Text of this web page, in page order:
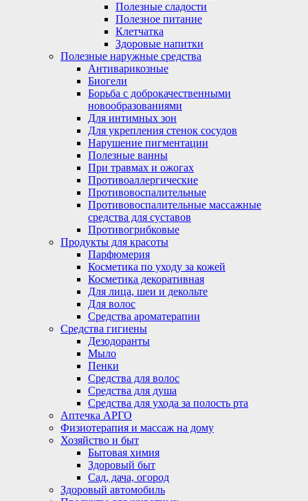
Полезные сладости
Полезное питание
Клетчатка
Здоровые напитки
Полезные наружные средства
Антиварикозные
Биогели
Борьба с доброкачественными
новообразованиями
Для интимных зон
Для укрепления стенок сосудов
Нарушение пигментации
Полезные ванны
При травмах и ожогах
Противоаллергические
Противовоспалительные
Противовоспалительные массажные
средства для суставов
Противогрибковые
Продукты для красоты
Парфюмерия
Косметика по уходу за кожей
Косметика декоративная
Для лица, шеи и декольте
Для волос
Средства ароматерапии
Средства гигиены
Дезодоранты
Мыло
Пенки
Средства для волос
Средства для душа
Средства для ухода за полость рта
Аптечка АРГО
Физиотерапия и массаж на дому
Хозяйство и быт
Бытовая химия
Здоровый быт
Сад, дача, огород
Здоровый автомобиль